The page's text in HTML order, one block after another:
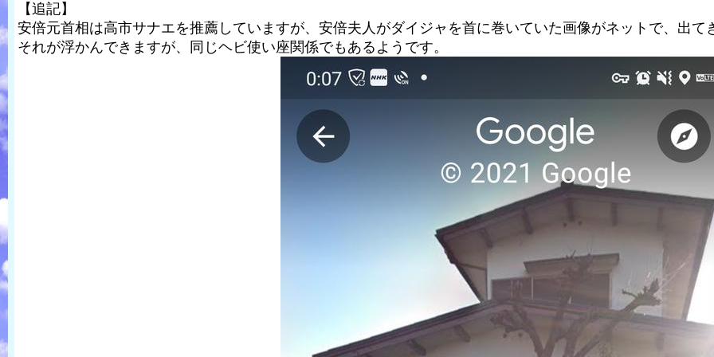
【追記】
安倍元首相は高市サナエを推薦していますが、安倍夫人がダイジャを首に巻いていた画像がネットで、出て
それが浮かんできますが、同じヘビ使い座関係でもあるようです。